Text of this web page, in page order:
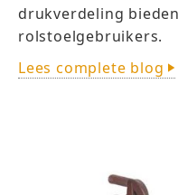
drukverdeling
rolstoelgebruikers.
Lees complete blog